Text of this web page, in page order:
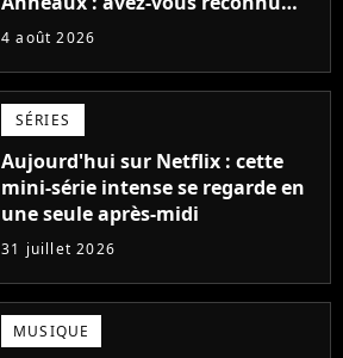
cette légende du cinéma dans la
4 août 2026
SÉRIES
Aujourd'hui sur Netflix : cette
mini-série intense se regarde en
une seule après-midi
31 juillet 2026
MUSIQUE